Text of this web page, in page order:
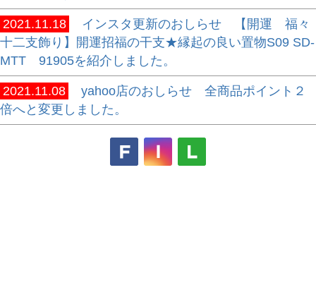
2021.11.18
インスタ更新のおしらせ 【開運 福々
十二支飾り】開運招福の干支★縁起の良い置物S09 SD-
MTT 91905を紹介しました。
2021.11.08
yahoo店のおしらせ 全商品ポイント２
倍へと変更しました。